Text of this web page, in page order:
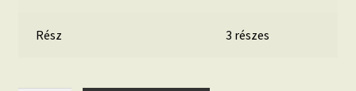
Rész 3 részes